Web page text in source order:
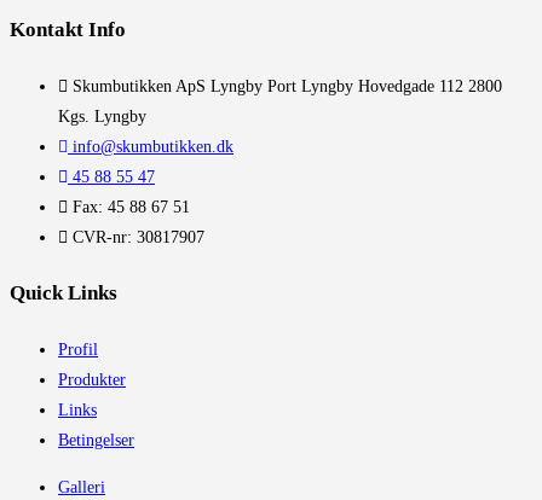
Kontakt Info
​Skumbutikken ApS Lyngby Port Lyngby Hovedgade 112 2800
Kgs. Lyngby
info@skumbutikken.dk
45 88 55 47
Fax: 45 88 67 51
CVR-nr: 30817907
Quick Links
Profil
Produkter
Links
Betingelser
Galleri